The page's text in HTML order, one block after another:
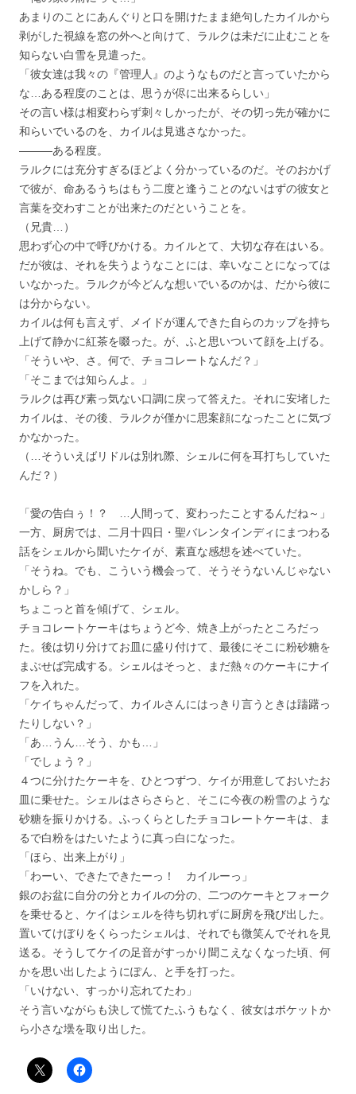
あまりのことにあんぐりと口を開けたまま絶句したカイルから
剥がした視線を窓の外へと向けて、ラルクは未だに止むことを
知らない白雪を見遣った。
「彼女達は我々の『管理人』のようなものだと言っていたから
な…ある程度のことは、思うが侭に出来るらしい」
その言い様は相変わらず刺々しかったが、その切っ先が確かに
和らいでいるのを、カイルは見逃さなかった。
―――ある程度。
ラルクには充分すぎるほどよく分かっているのだ。そのおかげ
で彼が、命あるうちはもう二度と逢うことのないはずの彼女と
言葉を交わすことが出来たのだということを。
（兄貴…）
思わず心の中で呼びかける。カイルとて、大切な存在はいる。
だが彼は、それを失うようなことには、幸いなことになっては
いなかった。ラルクが今どんな想いでいるのかは、だから彼に
は分からない。
カイルは何も言えず、メイドが運んできた自らのカップを持ち
上げて静かに紅茶を啜った。が、ふと思いついて顔を上げる。
「そういや、さ。何で、チョコレートなんだ？」
「そこまでは知らんよ。」
ラルクは再び素っ気ない口調に戻って答えた。それに安堵した
カイルは、その後、ラルクが僅かに思案顔になったことに気づ
かなかった。
（…そういえばリドルは別れ際、シェルに何を耳打ちしていた
んだ？）
「愛の告白ぅ！？ …人間って、変わったことするんだね～」
一方、厨房では、二月十四日・聖バレンタインディにまつわる
話をシェルから聞いたケイが、素直な感想を述べていた。
「そうね。でも、こういう機会って、そうそうないんじゃない
かしら？」
ちょこっと首を傾げて、シェル。
チョコレートケーキはちょうど今、焼き上がったところだっ
た。後は切り分けてお皿に盛り付けて、最後にそこに粉砂糖を
まぶせば完成する。シェルはそっと、まだ熱々のケーキにナイ
フを入れた。
「ケイちゃんだって、カイルさんにはっきり言うときは躊躇っ
たりしない？」
「あ…うん…そう、かも…」
「でしょう？」
４つに分けたケーキを、ひとつずつ、ケイが用意しておいたお
皿に乗せた。シェルはさらさらと、そこに今夜の粉雪のような
砂糖を振りかける。ふっくらとしたチョコレートケーキは、ま
るで白粉をはたいたように真っ白になった。
「ほら、出来上がり」
「わーい、できたできたーっ！ カイルーっ」
銀のお盆に自分の分とカイルの分の、二つのケーキとフォーク
を乗せると、ケイはシェルを待ち切れずに厨房を飛び出した。
置いてけぼりをくらったシェルは、それでも微笑んでそれを見
送る。そうしてケイの足音がすっかり聞こえなくなった頃、何
かを思い出したようにぽん、と手を打った。
「いけない、すっかり忘れてたわ」
そう言いながらも決して慌てたふうもなく、彼女はポケットか
ら小さな壜を取り出した。